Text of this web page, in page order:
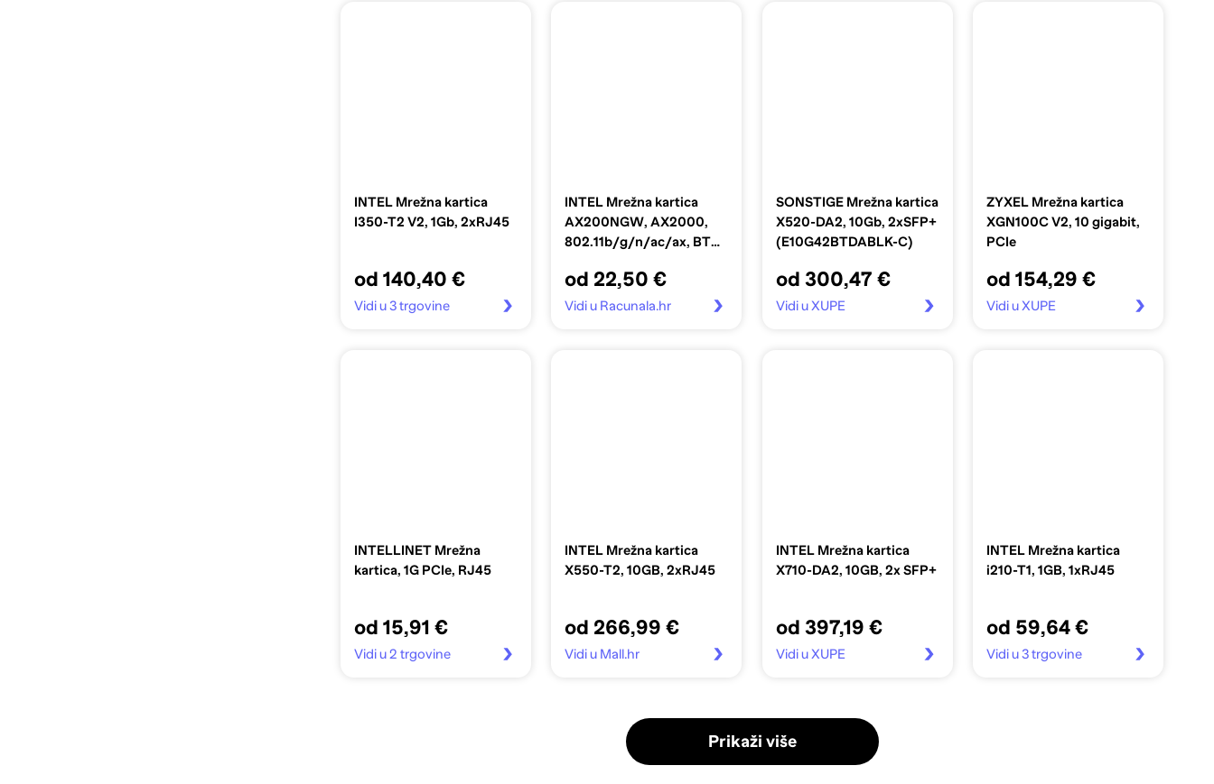
INTEL Mrežna kartica
I350-T2 V2, 1Gb, 2xRJ45
od 140,40 €
Vidi u 3 trgovine
INTEL Mrežna kartica
AX200NGW, AX2000,
802.11b/g/n/ac/ax, BT
od 22,50 €
Vidi u Racunala.hr
SONSTIGE Mrežna kartica
X520-DA2, 10Gb, 2xSFP+
(E10G42BTDABLK-C)
od 300,47 €
Vidi u XUPE
ZYXEL Mrežna kartica
XGN100C V2, 10 gigabit,
PCIe
od 154,29 €
Vidi u XUPE
INTELLINET Mrežna
kartica, 1G PCIe, RJ45
od 15,91 €
Vidi u 2 trgovine
INTEL Mrežna kartica
X550-T2, 10GB, 2xRJ45
od 266,99 €
Vidi u Mall.hr
INTEL Mrežna kartica
X710-DA2, 10GB, 2x SFP+
od 397,19 €
Vidi u XUPE
INTEL Mrežna kartica
i210-T1, 1GB, 1xRJ45
od 59,64 €
Vidi u 3 trgovine
Prikaži više